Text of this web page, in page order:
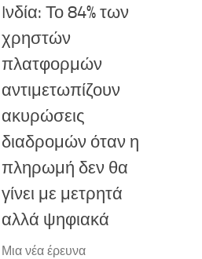
Iνδία: Το 84% των
χρηστών
πλατφορμών
αντιμετωπίζουν
ακυρώσεις
διαδρομών όταν η
πληρωμή δεν θα
γίνει με μετρητά
αλλά ψηφιακά
Μια νέα έρευνα